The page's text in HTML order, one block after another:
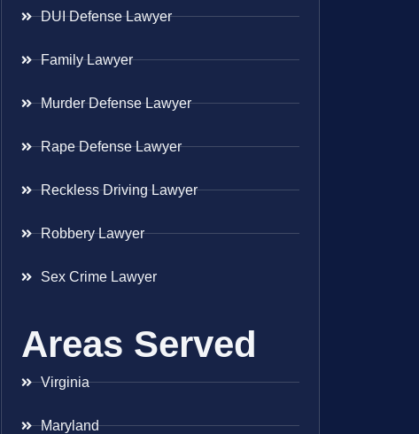
DUI Defense Lawyer
Family Lawyer
Murder Defense Lawyer
Rape Defense Lawyer
Reckless Driving Lawyer
Robbery Lawyer
Sex Crime Lawyer
Areas Served
Virginia
Maryland